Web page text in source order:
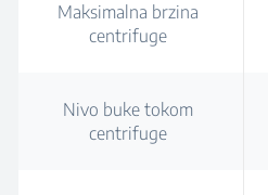
Maksimalna brzina
centrifuge
Nivo buke tokom
centrifuge